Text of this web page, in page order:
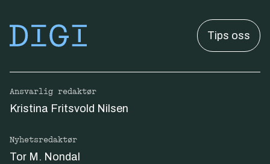
Tips oss
Ansvarlig redaktør
Kristina Fritsvold Nilsen
Nyhetsredaktør
Tor M. Nondal